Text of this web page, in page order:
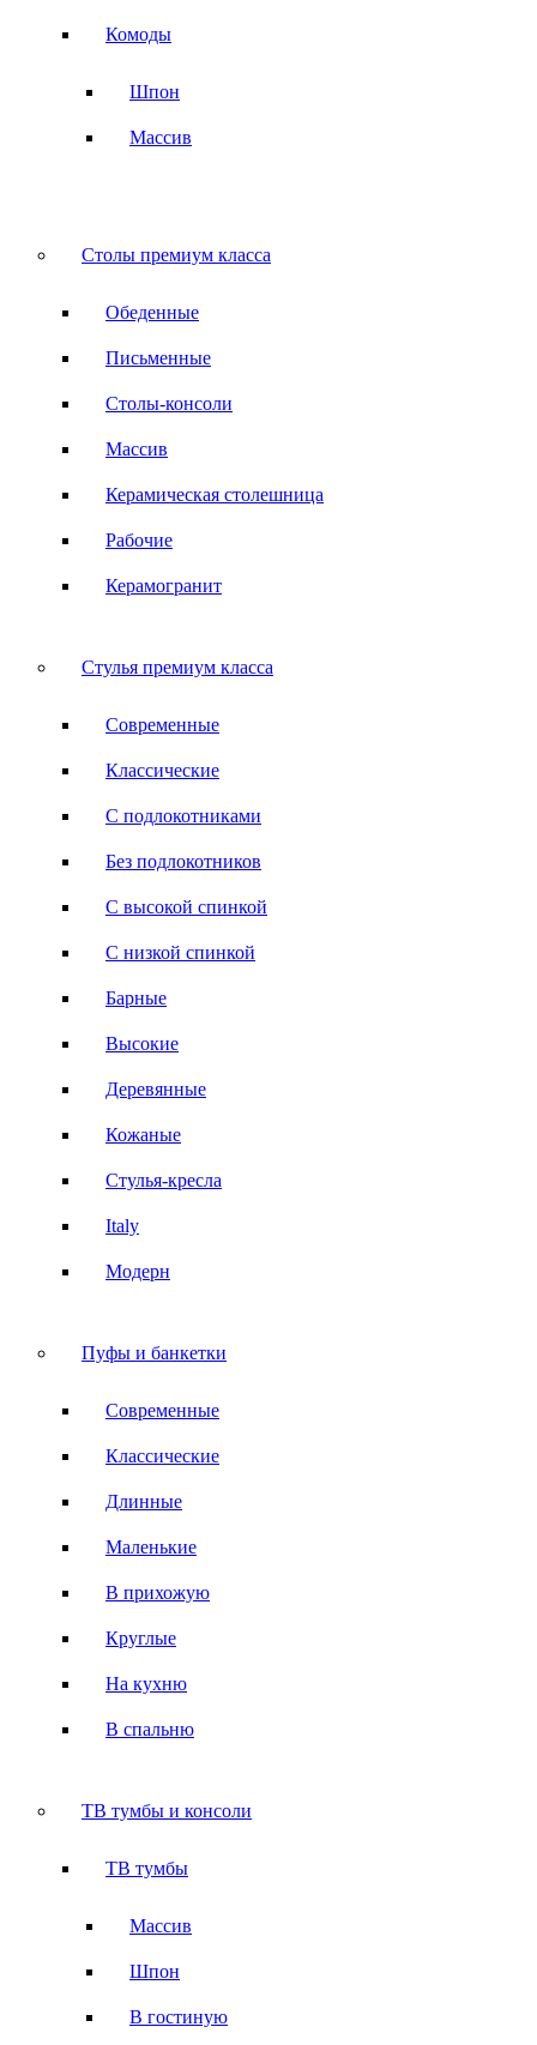
Комоды
Шпон
Массив
Столы премиум класса
Обеденные
Письменные
Столы-консоли
Массив
Керамическая столешница
Рабочие
Керамогранит
Стулья премиум класса
Современные
Классические
С подлокотниками
Без подлокотников
С высокой спинкой
С низкой спинкой
Барные
Высокие
Деревянные
Кожаные
Стулья-кресла
Italy
Модерн
Пуфы и банкетки
Современные
Классические
Длинные
Маленькие
В прихожую
Круглые
На кухню
В спальню
ТВ тумбы и консоли
ТВ тумбы
Массив
Шпон
В гостиную